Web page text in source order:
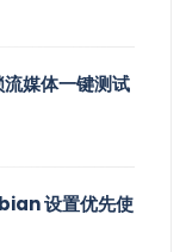
媒体一键测试
设置优先使